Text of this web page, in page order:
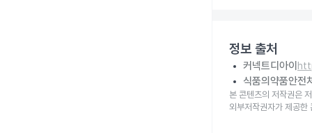
정보 출처
커넥트디아이
식품의약품안전
본 콘텐츠의 저작권은
외부저작권자가 제공한